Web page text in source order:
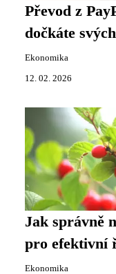
Převod z
dočkáte
Ekonomika
12. 02. 2026
Jak správně
pro efektivní
Ekonomika